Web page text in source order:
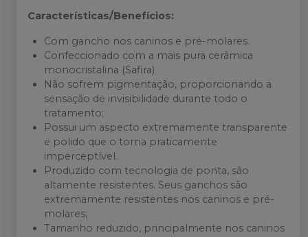
Características/Benefícios:
Com gancho nos caninos e pré-molares.
Confeccionado com a mais pura cerâmica
monocristalina (Safira).
Não sofrem pigmentação, proporcionando a
sensação de invisibilidade durante todo o
tratamento;
Possui um aspecto extremamente transparente
e polido que o torna praticamente
imperceptível.
Produzido com tecnologia de ponta, são
altamente resistentes. Seus ganchos são
extremamente resistentes nos caninos e pré-
molares;
Tamanho reduzido, principalmente nos caninos